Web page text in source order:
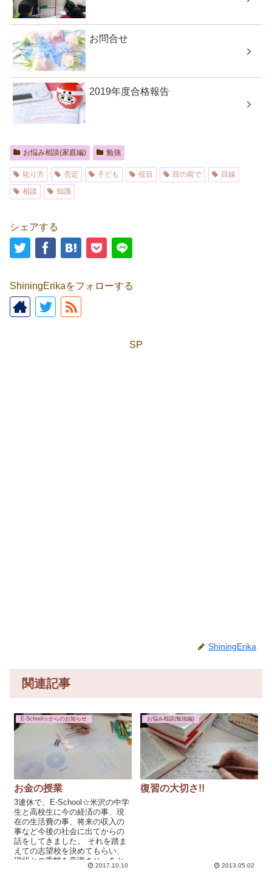
お問合せ
2019年度合格報告
お悩み相談(家庭編) 勉強
叱り方 否定 子ども 役目 目の前で
目線
相談
知識
シェアする
ShiningErikaをフォローする
SP
ShiningErika
関連記事
E-School☆からのお知らせ
お金の授業
3連休で、E-School☆米沢の中学
生と高校生に今の経済の事、現
在の生活費の事、将来の収入の
事など今後の社会に出てからの
話をしてきました。 それを踏ま
えての志望校を決めてもらい、
現状との乖離を意識させ、あと
何点上げるには何をしなき...
2017.10.10
お悩み相談(勉強編)
復習の大切さ!!
2013.05.02